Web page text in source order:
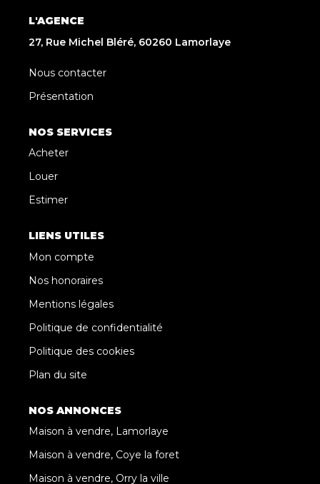
L'AGENCE
27, Rue Michel Bléré, 60260 Lamorlaye
Nous contacter
Présentation
NOS SERVICES
Acheter
Louer
Estimer
LIENS UTILES
Mon compte
Nos honoraires
Mentions légales
Politique de confidentialité
Politique des cookies
Plan du site
NOS ANNONCES
Maison à vendre, Lamorlaye
Maison à vendre, Coye la foret
Maison à vendre, Orry la ville